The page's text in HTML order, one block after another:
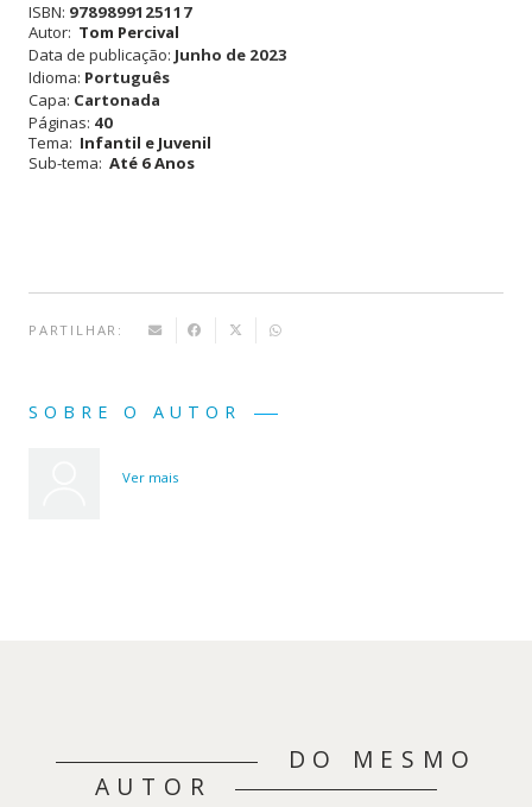
com
uma
Preocupação?
ISBN: 9789899125117
Autor: Tom Percival
Data de publicação: Junho de 2023
Idioma: Português
Capa: Cartonada
Páginas: 40
Tema: Infantil e Juvenil
Sub-tema: Até 6 Anos
PARTILHAR:
SOBRE O AUTOR
Ver mais
DO MESMO
AUTOR